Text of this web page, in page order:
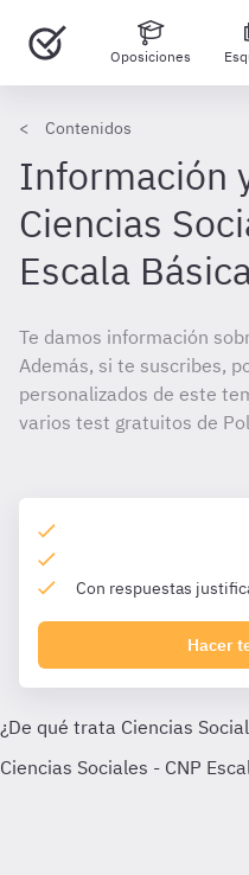
Oposiciones
Contenidos
Información
Ciencias
Escala
Te damos información
Además, si te suscribes,
personalizados de este
varios test gratuitos de
Con respuestas
Hacer